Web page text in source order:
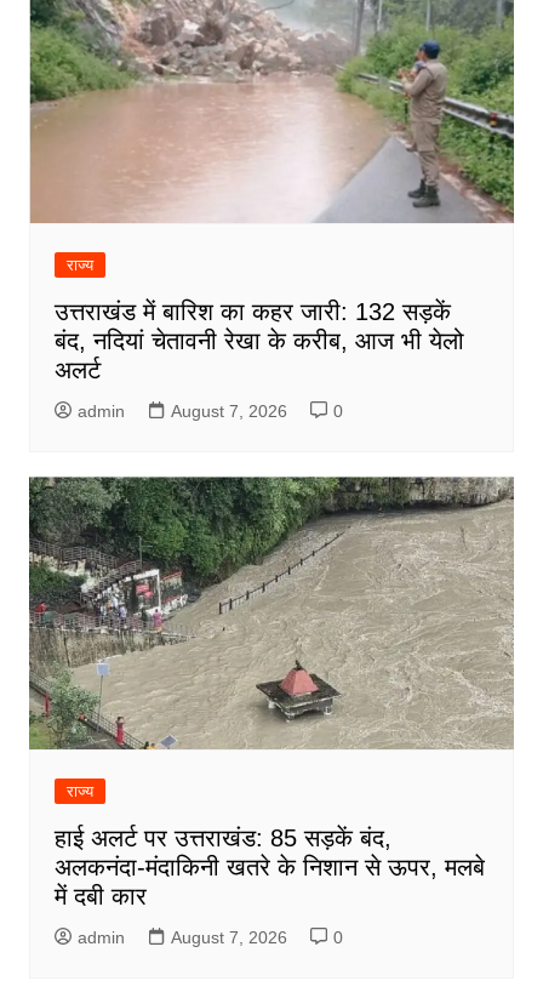
राज्य
उत्तराखंड में बारिश का कहर जारी: 132 सड़कें
बंद, नदियां चेतावनी रेखा के करीब, आज भी येलो
अलर्ट
admin August 7, 2026 0
राज्य
हाई अलर्ट पर उत्तराखंड: 85 सड़कें बंद,
अलकनंदा-मंदाकिनी खतरे के निशान से ऊपर, मलबे
में दबी कार
admin August 7, 2026 0